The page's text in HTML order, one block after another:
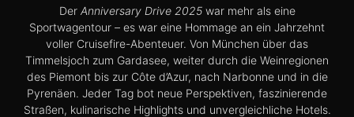
Der Anniversary Drive 2025war mehr als eine
Sportwagentour – es war eine Hommage an ein Jahrzehnt
voller Cruisefire-Abenteuer. Von München über das
Timmelsjoch zum Gardasee, weiter durch die Weinregionen
des Piemont bis zur Côte d’Azur, nach Narbonne und in die
Pyrenäen. Jeder Tag bot neue Perspektiven, faszinierende
Straßen, kulinarische Highlights und unvergleichliche Hotels.